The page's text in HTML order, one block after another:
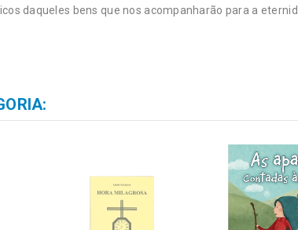
daqueles bens que nos acompanharão para a